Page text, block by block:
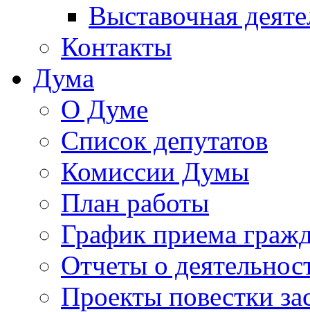
Выставочная
Контакты
Дума
О Думе
Список депутатов
Комиссии Думы
План работы
График приема
Отчеты о
Проекты повестки